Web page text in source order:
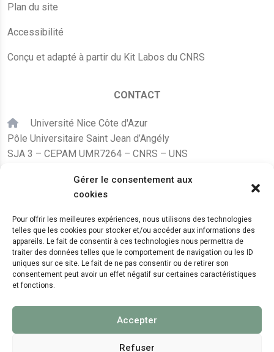
Gérer le consentement aux
cookies
Pour offrir les meilleures expériences, nous utilisons des technologies
telles que les cookies pour stocker et/ou accéder aux informations des
appareils. Le fait de consentir à ces technologies nous permettra de
traiter des données telles que le comportement de navigation ou les ID
uniques sur ce site. Le fait de ne pas consentir ou de retirer son
consentement peut avoir un effet négatif sur certaines caractéristiques
et fonctions.
Accepter
Refuser
Plan du site
Accessibilité
Conçu et adapté à partir du Kit Labos du CNRS
CONTACT
Université Nice Côte d'Azur
Pôle Universitaire Saint Jean d’Angély
SJA 3 – CEPAM UMR7264 – CNRS – UNS
+33 (0)4 89 15 24 08
LE CEPAM EST HÉBERGÉ PAR